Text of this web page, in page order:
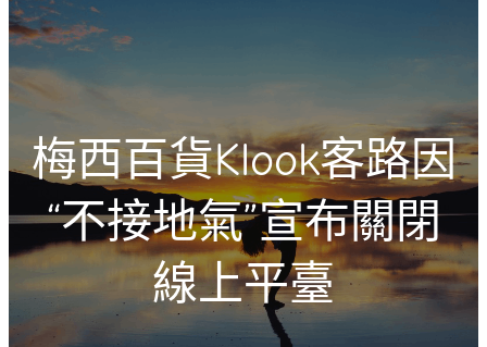
梅西百貨Klook客路因
“不接地氣”宣布關閉
線上平臺